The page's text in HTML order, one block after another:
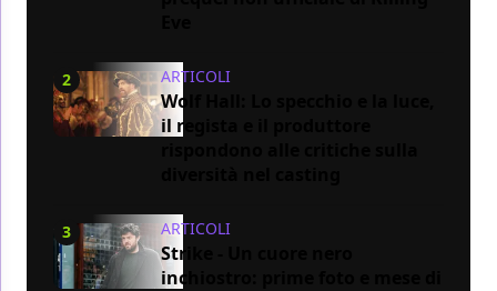
2 ARTICOLI
Wolf Hall: Lo specchio e la luce,
il regista e il produttore
3 ARTICOLI
Strike - Un cuore nero
inchiostro: prime foto e mese di